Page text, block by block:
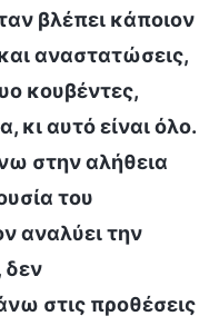
βλέπει κάποιον
αναστατώσεις,
κουβέντες,
κι αυτό είναι όλο.
στην αλήθεια
του
αναλύει την
δεν
στις προθέσεις